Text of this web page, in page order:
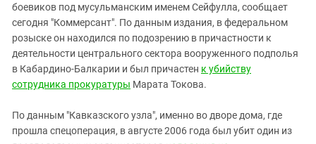
боевиков под мусульманским именем Сейфулла, сообщает
сегодня "Коммерсант". По данным издания, в федеральном
розыске он находился по подозрению в причастности к
деятельности центрального сектора вооруженного подполья
в Кабардино-Балкарии и был причастен к убийству
сотрудника прокуратуры Марата Токова.
По данным "Кавказского узла", именно во дворе дома, где
прошла спецоперация, в августе 2006 года был убит один из